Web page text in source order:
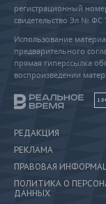
регистрационный
свидетельство Эл № ФС
Использование
предварительного
прямая гиперссылка
воспроизведении
РЕДАКЦИЯ
РЕКЛАМА
ПРАВОВАЯ
ПОЛИТИКА О
ДАННЫХ